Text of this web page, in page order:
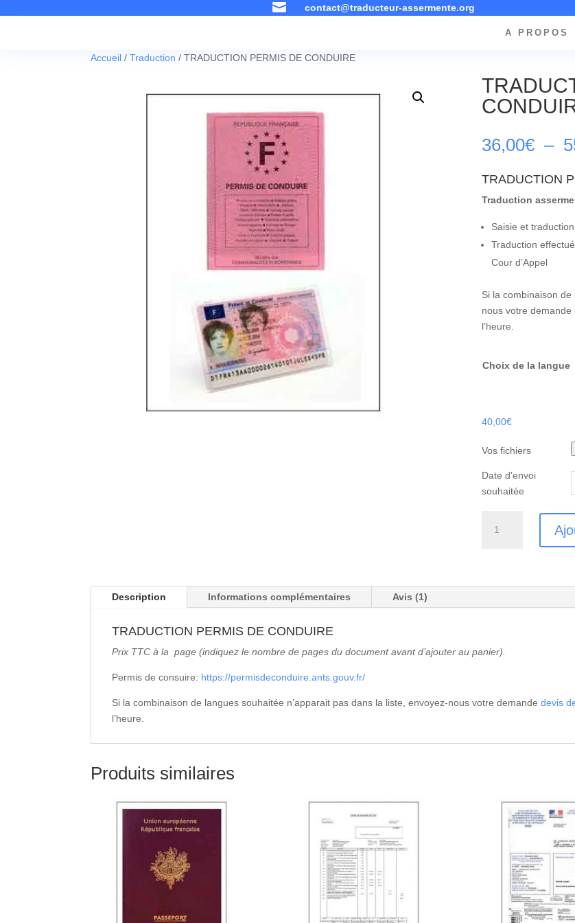
 contact@traducteur-assermente.org
A PROPOS
Accueil / Traduction / TRADUCTION PERMIS DE CONDUIRE
36,00€ –
TRADUCTION
Traduction
Saisie et
Traduction
Cour d’Appel
Si la combinaison
nous votre demande
l’heure.
Choix de la langue
40,00€
Vos fichiers
Date d'envoi
souhaitée
TRADUCTION
Description Informations complémentaires Avis (1)
TRADUCTION PERMIS DE CONDUIRE
Prix TTC à la page (indiquez le nombre de pages du document avant d’ajouter au panier).
Permis de consuire: https://permisdeconduire.ants.gouv.fr/
Si la combinaison de langues souhaitée n’apparait pas dans la liste, envoyez-nous votre demande devis
l’heure.
Produits similaires